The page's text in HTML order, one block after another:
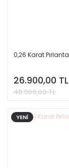
0,26 Karat
26.900,00 TL
48.909,00 TL
YENİ